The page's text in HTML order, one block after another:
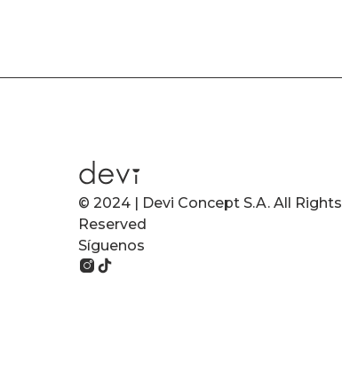
© 2024 | Devi Concept S.A. All Rights
Reserved
Síguenos